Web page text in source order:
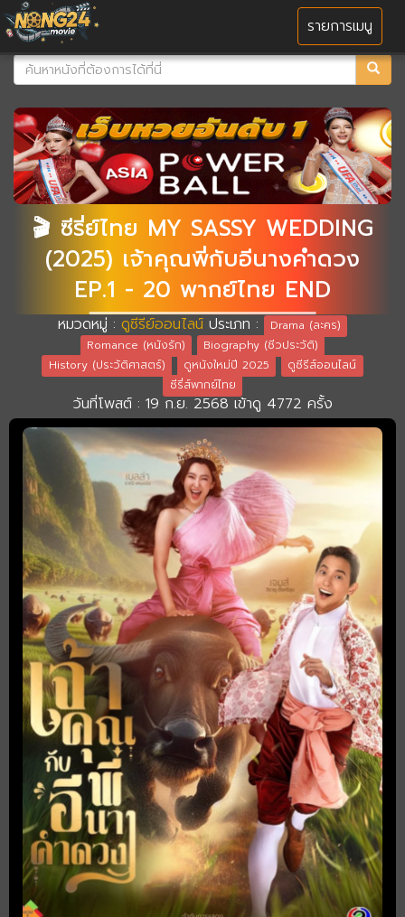
MENU
รายการเมนู
🎬 ซีรี่ย์ไทย MY SASSY WEDDING
(2025) เจ้าคุณพี่กับอีนางคำดวง
EP.1 - 20 พากย์ไทย END
หมวดหมู่ : ดูซีรีย์ออนไลน์ประเภท :
Drama (ละคร)
Romance (หนังรัก)
Biography (ชีวประวัติ)
History (ประวัติศาสตร์)
ดูหนังใหม่ปี 2025
ดูซีรีส์ออนไลน์
ซีรี่ส์พากย์ไทย
วันที่โพสต์ : 19 ก.ย. 2568 เข้าดู 4772 ครั้ง